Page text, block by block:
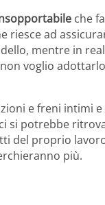
che
riesce ad
mentre in
voglio
e freni intimi
si potrebbe
del proprio
più.